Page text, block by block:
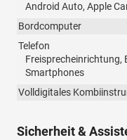
Android Auto, Apple
Bordcomputer
Telefon
Smartphones
Volldigitales
Sicherheit &